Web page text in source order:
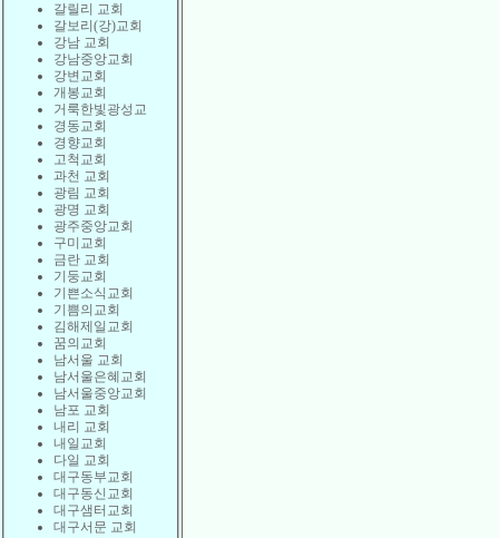
갈릴리 교회
갈보리(강)교회
강남 교회
강남중앙교회
강변교회
개봉교회
거룩한빛광성교
경동교회
경향교회
고척교회
과천 교회
광림 교회
광명 교회
광주중앙교회
구미교회
금란 교회
기둥교회
기쁜소식교회
기쁨의교회
김해제일교회
꿈의교회
남서울 교회
남서울은혜교회
남서울중앙교회
남포 교회
내리 교회
내일교회
다일 교회
대구동부교회
대구동신교회
대구샘터교회
대구서문 교회